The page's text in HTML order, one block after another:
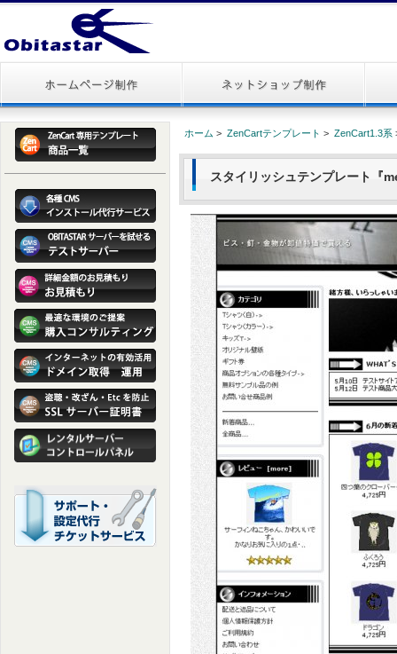
ホーム > ZenCartテンプレート > ZenCart1.3系
スタイリッシュテンプレート『